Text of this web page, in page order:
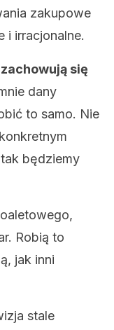
zakupowe
i irracjonalne.
się
dany
to samo. Nie
będziemy
Robią to
jak inni
stale